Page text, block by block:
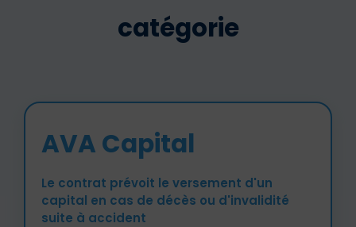
catégorie
AVA Capital
Le contrat prévoit le versement d'un
capital en cas de décès ou d'invalidité
suite à accident